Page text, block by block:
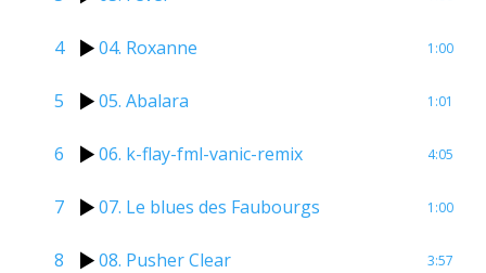
4 04. Roxanne 1:00
5 05. Abalara 1:01
6 06. k-flay-fml-vanic-remix 4:05
7 07. Le blues des Faubourgs 1:00
8 08. Pusher Clear 3:57